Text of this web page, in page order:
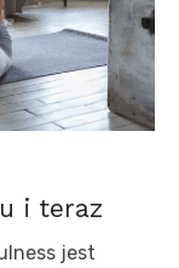
i teraz
jest